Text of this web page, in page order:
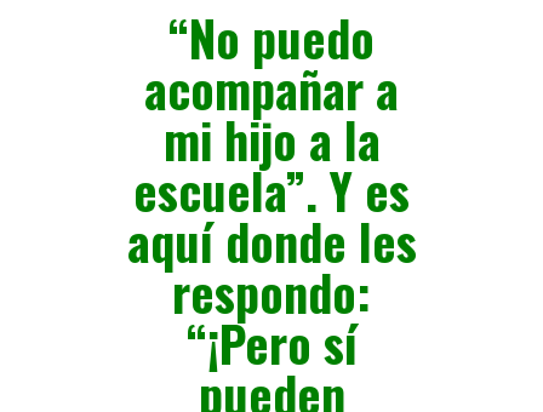
“No puedo
acompañar a
mi hijo a la
escuela”. Y es
aquí donde les
respondo:
“¡Pero sí
pueden